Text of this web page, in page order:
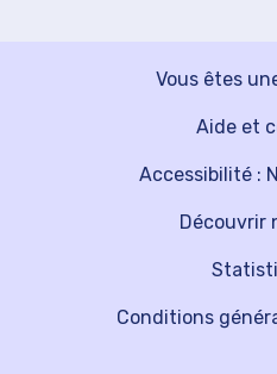
Vous êtes
Découvrir
Aide et
Accessibilité :
Conditions